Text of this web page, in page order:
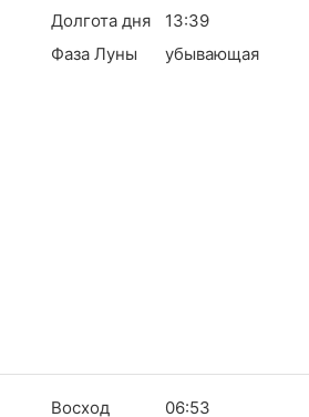
Долгота дня
13:39
Фаза Луны
убывающая
Восход
06:53